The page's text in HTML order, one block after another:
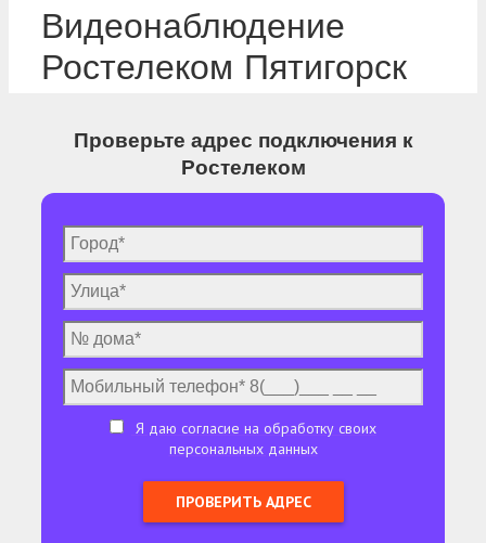
Видеонаблюдение
Ростелеком Пятигорск
Проверьте адрес подключения к
Ростелеком
Я даю согласие на обработку своих
персональных данных